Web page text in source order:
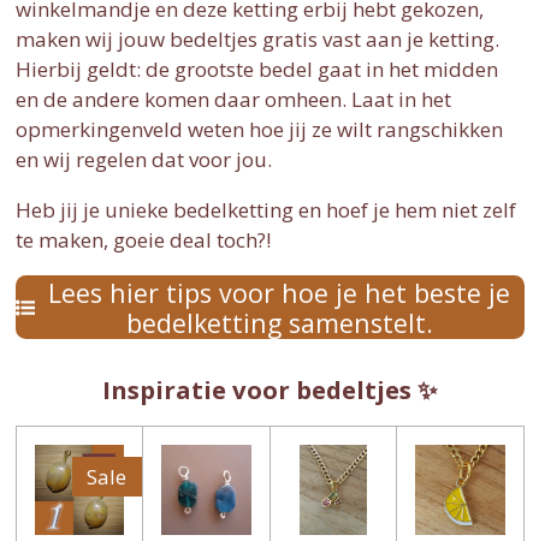
winkelmandje en deze ketting erbij hebt gekozen,
maken wij jouw bedeltjes gratis vast aan je ketting.
Hierbij geldt: de grootste bedel gaat in het midden
en de andere komen daar omheen. Laat in het
opmerkingenveld weten hoe jij ze wilt rangschikken
en wij regelen dat voor jou.
Heb jij je unieke bedelketting en hoef je hem niet zelf
te maken, goeie deal toch?!
Lees hier tips voor hoe je het beste je
bedelketting samenstelt.
Inspiratie voor bedeltjes ✨
Sale